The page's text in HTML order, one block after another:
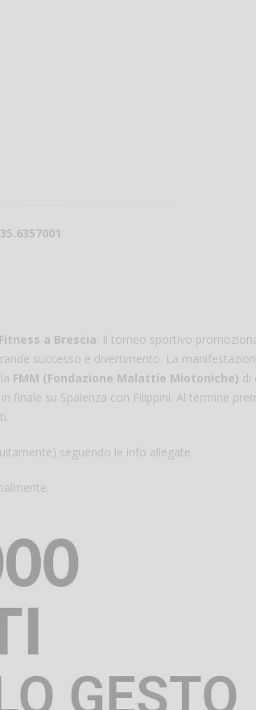
a Brescia. Il torneo sportivo
successo e divertimento. La
FMM (Fondazione Malattie Miotoniche) di
finale su Spalenza con Filippini. Al termine
seguendo le info allegate.